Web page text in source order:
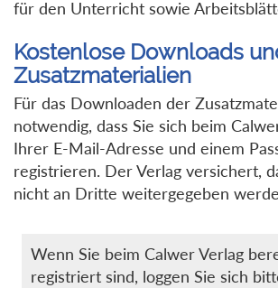
für den Unterricht sowie
Kostenlose Downloads
Zusatzmaterialien
Für das Downloaden der
notwendig, dass Sie sich beim
Ihrer E-Mail-Adresse und einem
registrieren. Der Verlag versichert,
nicht an Dritte weitergegeben
Wenn Sie beim Calwer Verlag
registriert sind, loggen Sie sich